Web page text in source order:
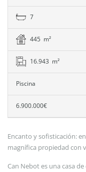
7
445 m²
16.943 m²
Piscina
6.900.000€
Encanto y sofisticación:
magnífica propiedad con
Can Nebot es una casa